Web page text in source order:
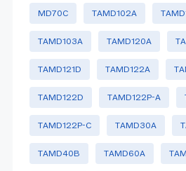
MD70C TAMD102A
TAMD103A TAMD120A
TAMD121D TAMD122A
TAMD122D TAMD122P-A
TAMD122P-C TAMD30A
TAMD40B TAMD60A